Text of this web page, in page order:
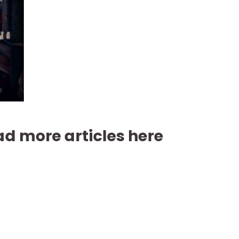
more articles here